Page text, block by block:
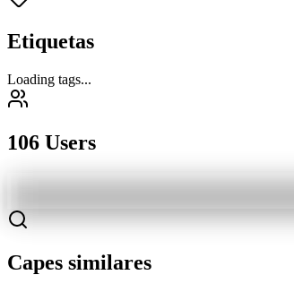
Etiquetas
Loading tags...
106 Users
Capes similares